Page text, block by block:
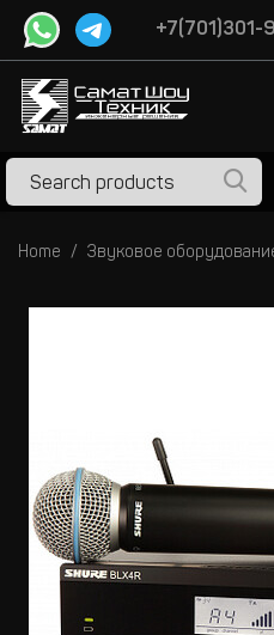
+7(701)301-
Home Звуковое